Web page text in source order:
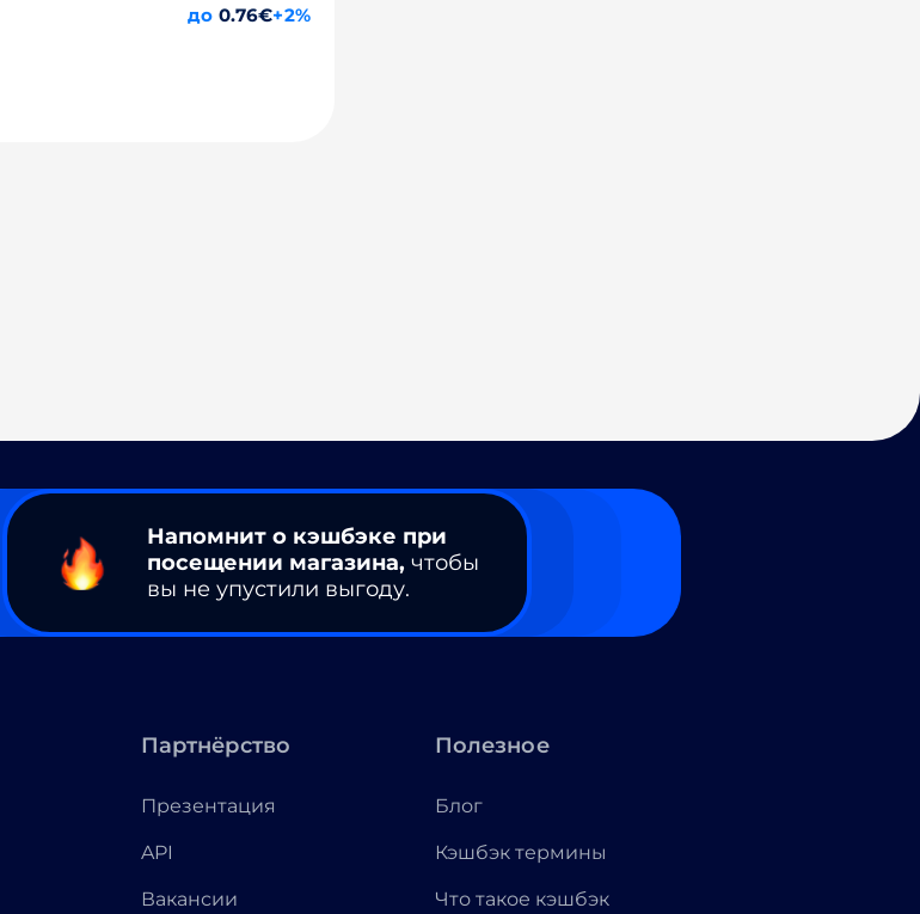
до 0.76€+2%
Напомнит о кэшбэке при
посещении магазина, чтобы
вы не упустили выгоду.
Партнёрство
Презентация
API
Вакансии
Полезное
Блог
Кэшбэк термины
Что такое кэшбэк